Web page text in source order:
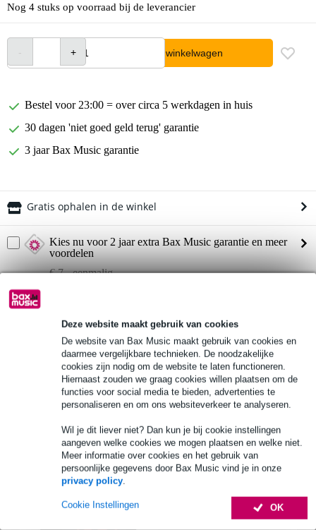
Deze website maakt gebruik van cookies
De website van Bax Music maakt gebruik van cookies en
daarmee vergelijkbare technieken. De noodzakelijke
cookies zijn nodig om de website te laten functioneren.
Hiernaast zouden we graag cookies willen plaatsen om de
functies voor social media te bieden, advertenties te
personaliseren en om ons websiteverkeer te analyseren.
Wil je dit liever niet? Dan kun je bij cookie instellingen
aangeven welke cookies we mogen plaatsen en welke niet.
Meer informatie over cookies en het gebruik van
persoonlijke gegevens door Bax Music vind je in onze
privacy policy.
OK
Cookie Instellingen
Nog 4 stuks op voorraad bij de leverancier
In winkelwagen
Bestel voor 23:00 = over circa 5 werkdagen in huis
30 dagen 'niet goed geld terug' garantie
3 jaar Bax Music garantie
Gratis ophalen in de winkel
Kies nu voor 2 jaar extra Bax Music garantie en meer
voordelen
€ 7,- eenmalig
Productinformatie
model: GPCB22-DLX
series: Deluxe
Bekijk alle productspecificaties
Bekijk ook eens (1)